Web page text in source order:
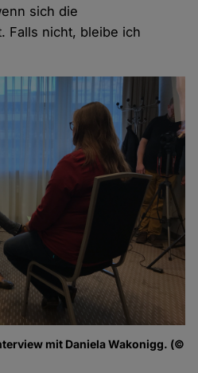
sich die
Falls nicht, bleibe ich
mit Daniela Wakonigg. (©